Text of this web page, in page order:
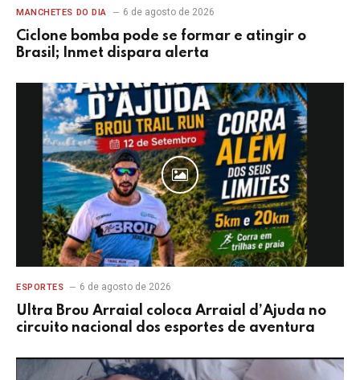
MANCHETES DO DIA 6 de agosto de 2026
Ciclone bomba pode se formar e atingir o
Brasil; Inmet dispara alerta
ESPORTES 6 de agosto de 2026
Ultra Brou Arraial coloca Arraial d’Ajuda no
circuito nacional dos esportes de aventura